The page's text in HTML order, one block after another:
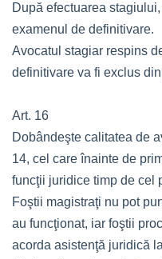
După efectuarea
examenul de definitivare.
Avocatul stagiar respins
definitivare va fi exclus
Art. 16
Dobândeşte calitatea de
14, cel care înainte de
funcţii juridice timp de cel
Foştii magistraţi nu pot
au funcţionat, iar foştii
acorda asistenţă juridică